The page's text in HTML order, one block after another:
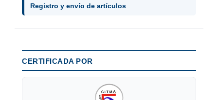
Registro y envío de artículos
CERTIFICADA POR